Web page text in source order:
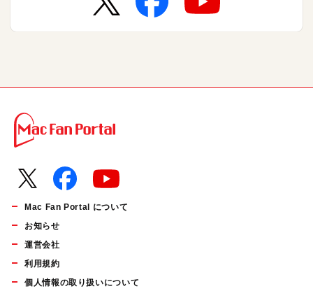
Mac Fan Portal について
お知らせ
運営会社
利用規約
個人情報の取り扱いについて